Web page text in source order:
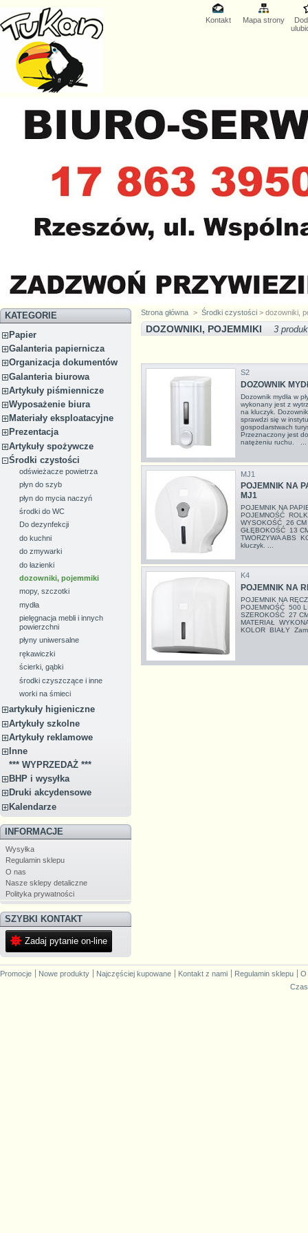
Kontakt Mapa strony
KATEGORIE
Papier
Galanteria papiernicza
Organizacja dokumentów
Galanteria biurowa
Artykuły piśmiennicze
Wyposażenie biura
Materiały eksploatacyjne
Prezentacja
Artykuły spożywcze
Środki czystości
odświeżacze powietrza
płyn do szyb
płyn do mycia naczyń
środki do WC
Do dezynfekcji
do kuchni
do zmywarki
do łazienki
dozowniki, pojemmiki
mopy, szczotki
mydła
pielęgnacja mebli i innych
powierzchni
płyny uniwersalne
rękawiczki
ścierki, gąbki
środki czyszczące i inne
worki na śmieci
artykuły higieniczne
Artykuły szkolne
Artykuły reklamowe
Inne
*** WYPRZEDAŻ ***
BHP i wysyłka
Druki akcydensowe
Kalendarze
INFORMACJE
Wysyłka
Regulamin sklepu
O nas
Nasze sklepy detaliczne
Polityka prywatności
SZYBKI KONTAKT
Zadaj pytanie on-line
Strona główna > Środki czystości > dozowniki,
DOZOWNIKI, POJEMMIKI 3
S2
DOZOWNIK
Dozownik mydła w
wykonany jest z
na kluczyk.
sprawdzi się w
gospodarstwach
Przeznaczony jest
natężeniu ruchu. ...
MJ1
POJEMNIK NA
MJ1
POJEMNIK NA
POJEMNOŚĆ
WYSOKOŚĆ 26
GŁĘBOKOŚĆ 13
TWORZYWA ABS
kluczyk. ...
K4
POJEMNIK NA
POJEMNIK NA
POJEMNOŚĆ 500
SZEROKOŚĆ 27
MATERIAŁ
KOLOR BIAŁY
Promocje Nowe produkty Najczęściej kupowane Kontakt z nami Regulamin sklepu
O